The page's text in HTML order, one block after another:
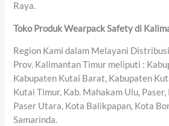
Raya.
Toko Produk Wearpack Safety di
Region Kami dalam Melayani
Prov. Kalimantan Timur meliputi :
Kabupaten Kutai Barat, Kabupaten
Kutai Timur, Kab. Mahakam Ulu,
Paser Utara, Kota Balikpapan, Kota
Samarinda.